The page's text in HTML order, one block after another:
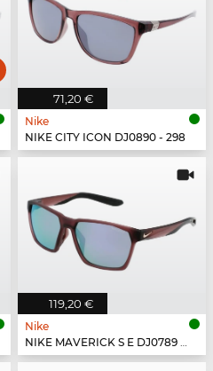
71,20 €
Nike
NIKE CITY ICON DJ0890 - 298
119,20 €
Nike
NIKE MAVERICK S E DJ0789 - 298